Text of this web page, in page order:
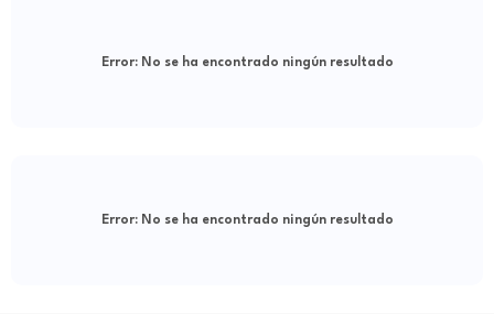
Error:No se ha encontrado ningún resultado
Error:No se ha encontrado ningún resultado